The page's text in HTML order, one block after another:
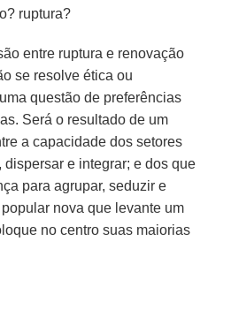
ruptura?
entre ruptura e renovação
se resolve ética ou
questão de preferências
Será o resultado de um
a capacidade dos setores
dispersar e integrar; e dos que
para agrupar, seduzir e
nova que levante um
no centro suas maiorias